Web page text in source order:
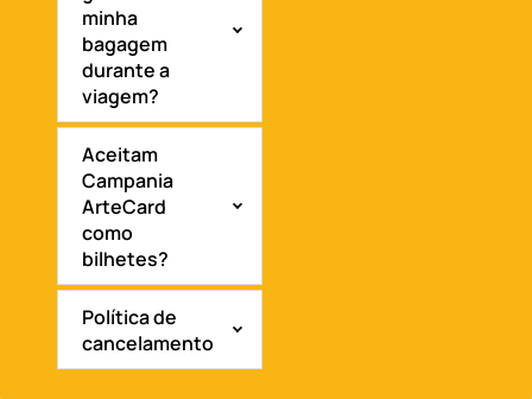
minha
bagagem
durante a
viagem?
Aceitam
Campania
ArteCard
como
bilhetes?
Política de
cancelamento